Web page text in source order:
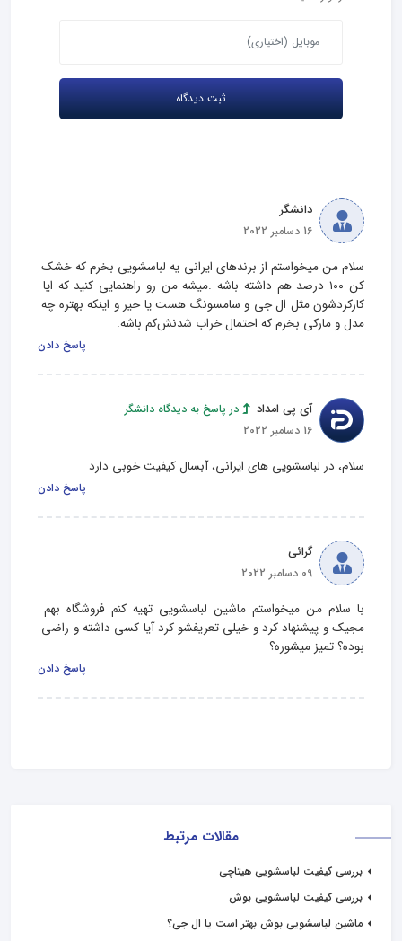
مقالات مرتبط
بررسی کیفیت لباسشویی هیتاچی
بررسی کیفیت لباسشویی بوش
ماشین لباسشویی بوش بهتر است یا ال جی؟
دانشگر
16 دسامبر 2022
سلام من میخواستم از برندهای ایرانی یه لباسشویی بخرم که خشک
کن ۱۰۰ درصد هم داشته باشه .میشه من رو راهنمایی کنید که ایا
کارکردشون مثل ال جی و سامسونگ هست یا حیر و اینکه بهتره چه
مدل و مارکی بخرم که احتمال خراب شدنش‌کم باشه.
پاسخ دادن
آی پی امداد
در پاسخ به دیدگاه دانشگر
16 دسامبر 2022
سلام، در لباسشویی های ایرانی، آبسال کیفیت خوبی دارد
پاسخ دادن
گرائی
09 دسامبر 2022
با سلام من میخواستم ماشین لباسشویی تهیه کنم فروشگاه بهم
مجیک و پیشنهاد کرد و خیلی تعریفشو کرد آیا کسی داشته و راضی
بوده؟ تمیز میشوره؟
پاسخ دادن